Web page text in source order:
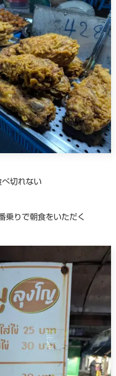
切れない
乗りで朝食をいただく